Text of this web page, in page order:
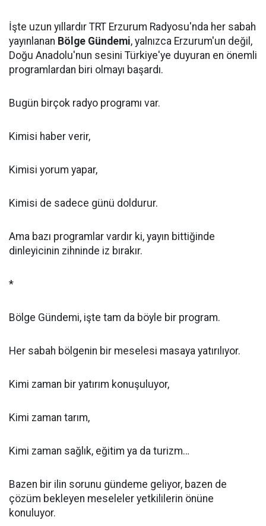
İşte uzun yıllardır TRT Erzurum Radyosu'nda her sabah
yayınlanan Bölge Gündemi, yalnızca Erzurum'un değil,
Doğu Anadolu'nun sesini Türkiye'ye duyuran en önemli
programlardan biri olmayı başardı.
Bugün birçok radyo programı var.
Kimisi haber verir,
Kimisi yorum yapar,
Kimisi de sadece günü doldurur.
Ama bazı programlar vardır ki, yayın bittiğinde
dinleyicinin zihninde iz bırakır.
*
Bölge Gündemi, işte tam da böyle bir program.
Her sabah bölgenin bir meselesi masaya yatırılıyor.
Kimi zaman bir yatırım konuşuluyor,
Kimi zaman tarım,
Kimi zaman sağlık, eğitim ya da turizm…
Bazen bir ilin sorunu gündeme geliyor, bazen de
çözüm bekleyen meseleler yetkililerin önüne
konuluyor.